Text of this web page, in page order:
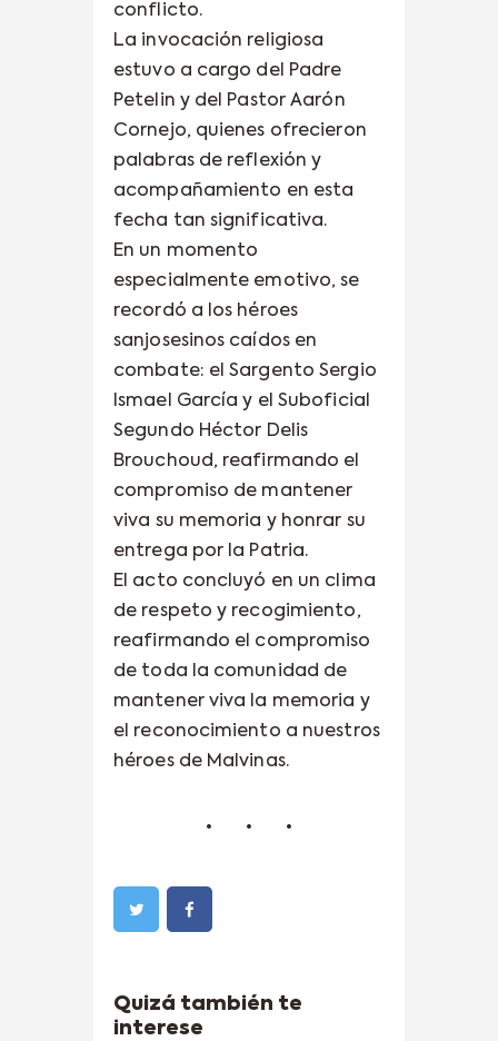
conflicto.
La invocación religiosa
estuvo a cargo del Padre
Petelin y del Pastor Aarón
Cornejo, quienes ofrecieron
palabras de reflexión y
acompañamiento en esta
fecha tan significativa.
En un momento
especialmente emotivo, se
recordó a los héroes
sanjosesinos caídos en
combate: el Sargento Sergio
Ismael García y el Suboficial
Segundo Héctor Delis
Brouchoud, reafirmando el
compromiso de mantener
viva su memoria y honrar su
entrega por la Patria.
El acto concluyó en un clima
de respeto y recogimiento,
reafirmando el compromiso
de toda la comunidad de
mantener viva la memoria y
el reconocimiento a nuestros
héroes de Malvinas.
Quizá también te
interese